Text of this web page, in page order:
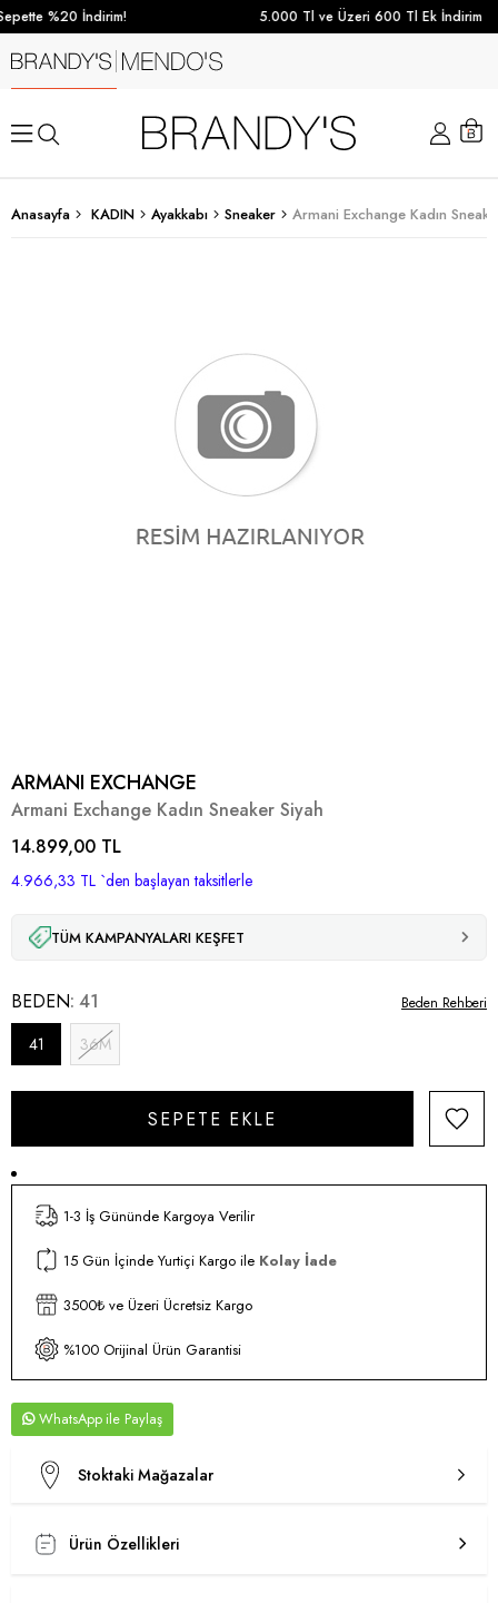
%20 İndirim! 5.000 Tl ve Üzeri 600 Tl Ek İndirim
Anasayfa KADIN Ayakkabı Sneaker Armani Exchange Kadın
ARMANI EXCHANGE
Armani Exchange Kadın Sneaker Siyah
14.899,00 TL
4.966,33 TL `den başlayan taksitlerle
TÜM KAMPANYALARI KEŞFET
BEDEN 41
41 36M
Beden Rehberi
1-3 İş Gününde Kargoya Verilir
15 Gün İçinde Yurtiçi Kargo ile Kolay İade
3500₺ ve Üzeri Ücretsiz Kargo
%100 Orijinal Ürün Garantisi
WhatsApp
Stoktaki Mağazalar
Ürün Özellikleri